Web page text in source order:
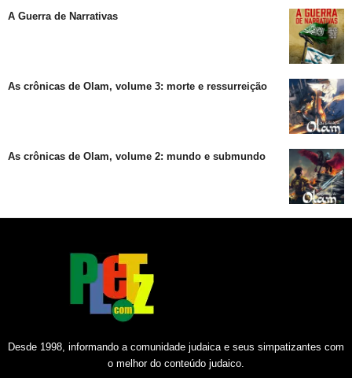
A Guerra de Narrativas
As crônicas de Olam, volume 3: morte e ressurreição
As crônicas de Olam, volume 2: mundo e submundo
Desde 1998, informando a comunidade judaica e seus simpatizantes com
o melhor do conteúdo judaico.